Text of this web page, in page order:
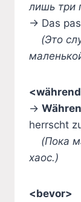
лишь три
→ Das
(Это
→
herrscht
(Пока
хаос.)
<bevor>